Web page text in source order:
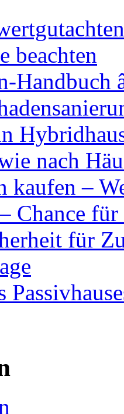
beachten
Handbuch
nach
kaufen –
Chance
für